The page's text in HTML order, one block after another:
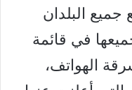
البلدان
في قائمة
الهواتف،